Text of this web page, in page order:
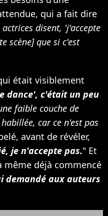
qui a fait dire
actrices disent, 'j'accepte
scène] que si c'est
était visiblement
dance', c'était un peu
faible couche de
car ce n'est pas
avant de révéler,
je n'accepte pas." Et
même déjà commencé
demandé aux auteurs